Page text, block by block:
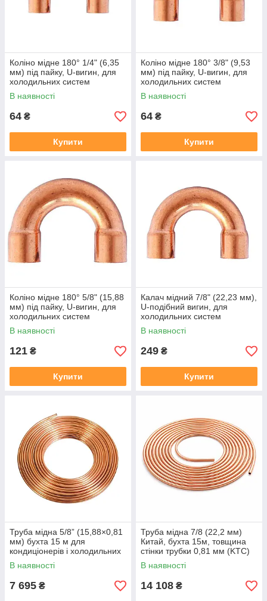
Коліно мідне 180° 1/4" (6,35
мм) під пайку, U-вигин, для
холодильних систем
В наявності
64 ₴
Купити
Коліно мідне 180° 3/8" (9,53
мм) під пайку, U-вигин, для
холодильних систем
В наявності
64 ₴
Купити
Коліно мідне 180° 5/8" (15,88
мм) під пайку, U-вигин, для
холодильних систем
В наявності
121 ₴
Купити
Калач мідний 7/8" (22,23 мм),
U-подібний вигин, для
холодильних систем
В наявності
249 ₴
Купити
Труба мідна 5/8” (15,88×0,81
мм) бухта 15 м для
кондиціонерів і холодильних
систем
В наявності
7 695 ₴
Труба мідна 7/8 (22,2 мм)
Китай, бухта 15м, товщина
стінки трубки 0,81 мм (KTC)
В наявності
14 108 ₴